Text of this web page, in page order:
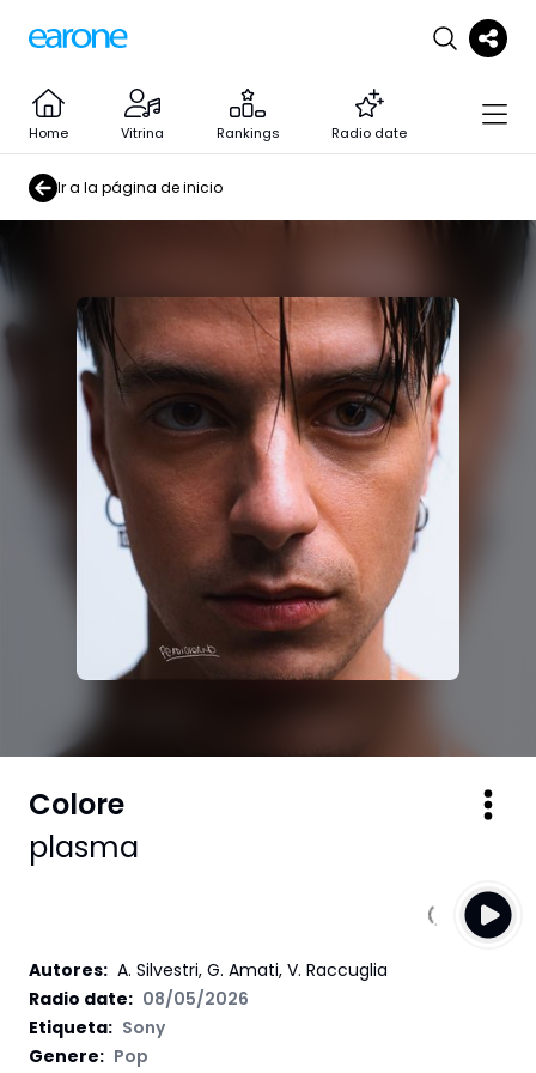
Home Vitrina Rankings Radio date
Ir a la página de inicio
Colore
plasma
Autores: A. Silvestri, G. Amati, V. Raccuglia
Radio date: 08/05/2026
Etiqueta: Sony
Genere: Pop